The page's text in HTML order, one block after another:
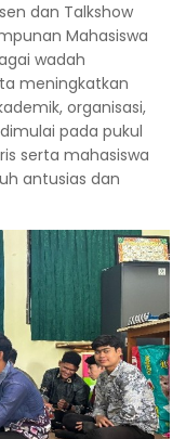
dan Talkshow
Mahasiswa
wadah
meningkatkan
organisasi,
pada pukul
serta mahasiswa
antusias dan